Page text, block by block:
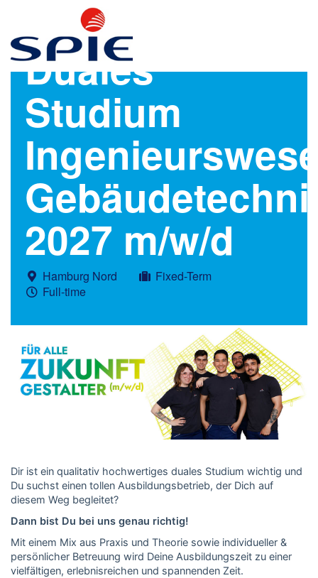
Duales
Studium
2027 m/w/d
Hamburg Nord
Fixed-Term
Full-time
Dir ist ein qualitativ hochwertiges duales Studium wichtig und
Du suchst einen tollen Ausbildungsbetrieb, der Dich auf
diesem Weg begleitet?
Dann bist Du bei uns genau richtig!
Mit einem Mix aus Praxis und Theorie sowie individueller &
persönlicher Betreuung wird Deine Ausbildungszeit zu einer
vielfältigen, erlebnisreichen und spannenden Zeit.